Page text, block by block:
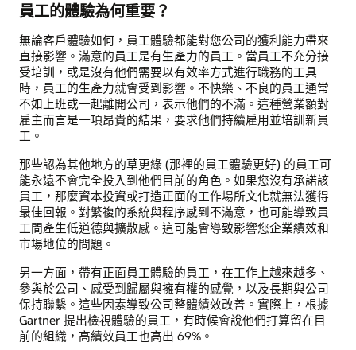
員工的體驗為何重要？
無論客戶體驗如何，員工體驗都能對您公司的獲利能力帶來
直接影響。滿意的員工是有生產力的員工。當員工不充分接
受培訓，或是沒有他們需要以有效率方式進行職務的工具
時，員工的生產力就會受到影響。不快樂、不良的員工通常
不如上班或一起離開公司，表示他們的不滿。這種營業額對
雇主而言是一項昂貴的結果，要求他們持續雇用並培訓新員
工。
那些認為其他地方的草更綠 (那裡的員工體驗更好) 的員工可
能永遠不會完全投入到他們目前的角色。如果您沒有承諾該
員工，那麼資本投資或打造正面的工作場所文化就無法獲得
最佳回報。對繁複的系統與程序感到不滿意，也可能導致員
工間產生低道德與擴散感。這可能會導致影響您企業績效和
市場地位的問題。
另一方面，帶有正面員工體驗的員工，在工作上越來越多、
參與於公司、感受到歸屬與擁有權的感覺，以及長期與公司
保持聯繫。這些因素導致公司整體績效改善。實際上，根據
Gartner 提出檢視體驗的員工，有時候會說他們打算留在目
前的組織，高績效員工也高出 69%。